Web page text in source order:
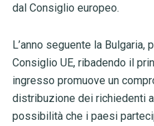
dal Consiglio europeo.
L’anno seguente la Bulgaria,
Consiglio UE, ribadendo il
ingresso promuove un
distribuzione dei richiedenti
possibilità che i paesi